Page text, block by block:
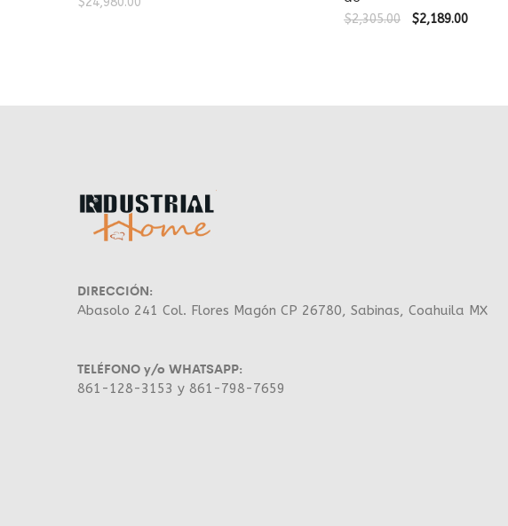
$2,305.00 $2,189.00
DIRECCIÓN:
Abasolo 241 Col. Flores Magón CP 26780, Sabinas, Coahuila MX
TELÉFONO y/o WHATSAPP:
861-128-3153 y 861-798-7659